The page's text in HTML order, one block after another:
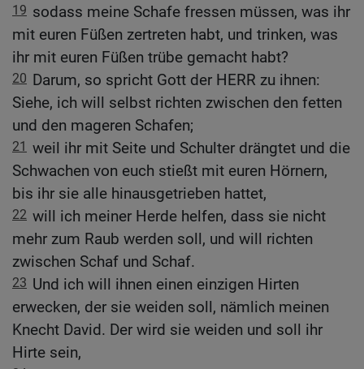
19 sodass meine Schafe fressen müssen, was ihr
mit euren Füßen zertreten habt, und trinken, was
ihr mit euren Füßen trübe gemacht habt?
20 Darum, so spricht Gott der HERR zu ihnen:
Siehe, ich will selbst richten zwischen den fetten
und den mageren Schafen;
21 weil ihr mit Seite und Schulter drängtet und die
Schwachen von euch stießt mit euren Hörnern,
bis ihr sie alle hinausgetrieben hattet,
22 will ich meiner Herde helfen, dass sie nicht
mehr zum Raub werden soll, und will richten
zwischen Schaf und Schaf.
23 Und ich will ihnen einen einzigen Hirten
erwecken, der sie weiden soll, nämlich meinen
Knecht David. Der wird sie weiden und soll ihr
Hirte sein,